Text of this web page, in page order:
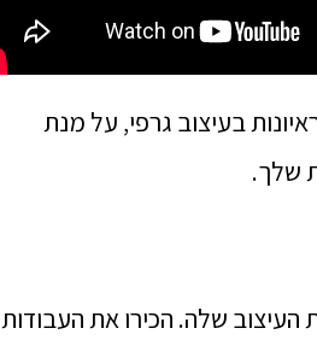
בעיצוב גרפי, על מנת
שלך.
העיצוב שלה. הכירו את העבודות